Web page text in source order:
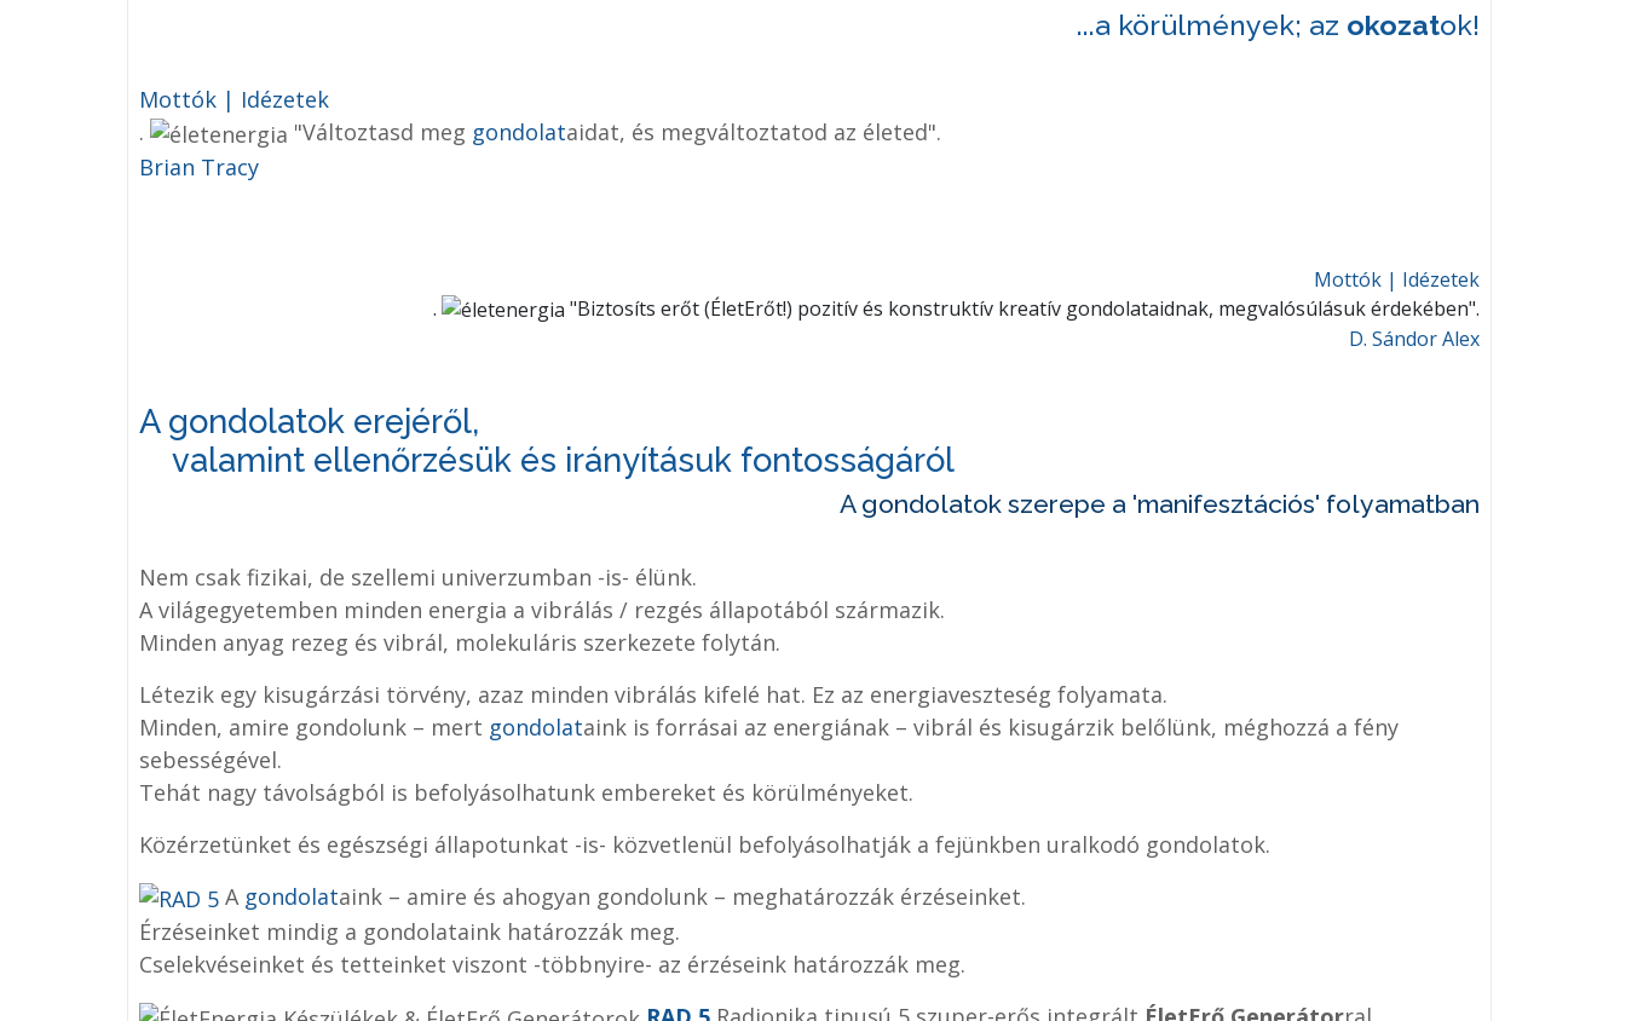
...a körülmények; az okozatok!
Mottók | Idézetek
.
"Változtasd meg gondolataidat, és megváltoztatod az életed".
Brian Tracy
Mottók | Idézetek
.
"Biztosíts erőt (ÉletErőt!) pozitív és konstruktív kreatív gondolataidnak, megvalósúlásuk érdekében".
D. Sándor Alex
A gondolatok erejéről,
valamint ellenőrzésük és irányításuk fontosságáról
A gondolatok szerepe a 'manifesztációs' folyamatban
Nem csak fizikai, de szellemi univerzumban -is- élünk.
A világegyetemben minden energia a vibrálás / rezgés állapotából származik.
Minden anyag rezeg és vibrál, molekuláris szerkezete folytán.
Létezik egy kisugárzási törvény, azaz minden vibrálás kifelé hat. Ez az energiaveszteség folyamata.
Minden, amire gondolunk – mert gondolataink is forrásai az energiának – vibrál és kisugárzik belőlünk, méghozzá a fény
sebességével.
Tehát nagy távolságból is befolyásolhatunk embereket és körülményeket.
Közérzetünket és egészségi állapotunkat -is- közvetlenül befolyásolhatják a fejünkben uralkodó gondolatok.
A gondolataink – amire és ahogyan gondolunk – meghatározzák érzéseinket.
Érzéseinket mindig a gondolataink határozzák meg.
Cselekvéseinket és tetteinket viszont -többnyire- az érzéseink határozzák meg.